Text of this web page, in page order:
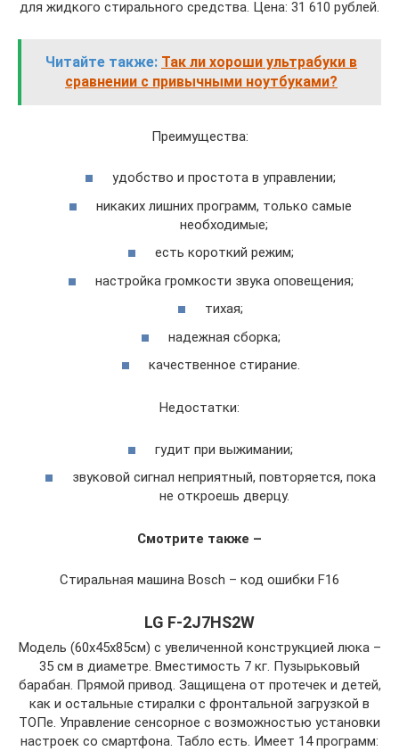
для жидкого стирального средства. Цена: 31 610 рублей.
Читайте также: Так ли хороши ультрабуки в
сравнении с привычными ноутбуками?
Преимущества:
удобство и простота в управлении;
никаких лишних программ, только самые
необходимые;
есть короткий режим;
настройка громкости звука оповещения;
тихая;
надежная сборка;
качественное стирание.
Недостатки:
гудит при выжимании;
звуковой сигнал неприятный, повторяется, пока
не откроешь дверцу.
Смотрите также –
Стиральная машина Bosch – код ошибки F16
LG F-2J7HS2W
Модель (60х45х85см) с увеличенной конструкцией люка –
35 см в диаметре. Вместимость 7 кг. Пузырьковый
барабан. Прямой привод. Защищена от протечек и детей,
как и остальные стиралки с фронтальной загрузкой в
ТОПе. Управление сенсорное с возможностью установки
настроек со смартфона. Табло есть. Имеет 14 программ: